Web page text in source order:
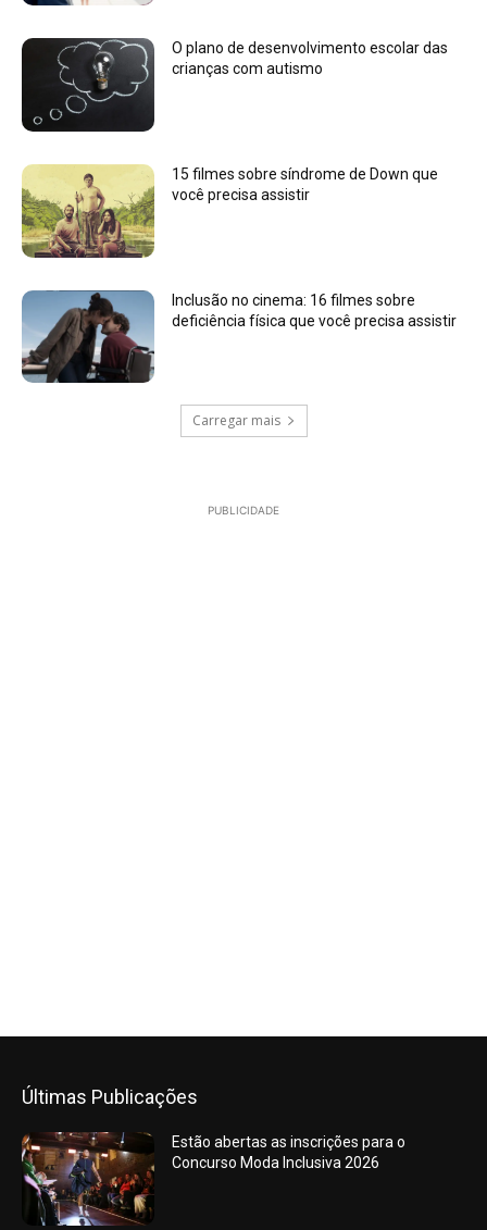
O plano de desenvolvimento escolar das
crianças com autismo
15 filmes sobre síndrome de Down que
você precisa assistir
Inclusão no cinema: 16 filmes sobre
deficiência física que você precisa assistir
Carregar mais
PUBLICIDADE
Últimas Publicações
Estão abertas as inscrições para o
Concurso Moda Inclusiva 2026